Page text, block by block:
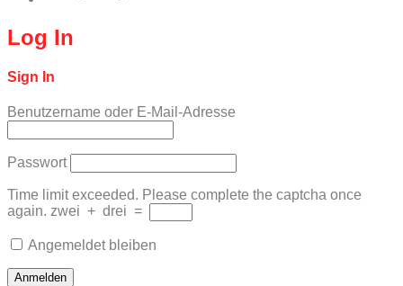
Log In
Sign In
Benutzername oder E-Mail-Adresse
Passwort
Time limit exceeded. Please complete the captcha once
again. zwei + drei =
Angemeldet bleiben